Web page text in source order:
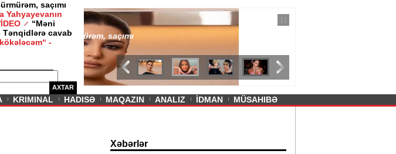
saçımı
Yahyayevanın
“Məni
cavab
-
AXTAR
/ MAQAZIN /
Sevda Yahyayevanın qısa ətəyi tənqid olundu -
VİDEO
KRIMINAL HADISƏ MAQAZIN ANALIZ İDMAN MÜSAHIBƏ
Xəbərlər